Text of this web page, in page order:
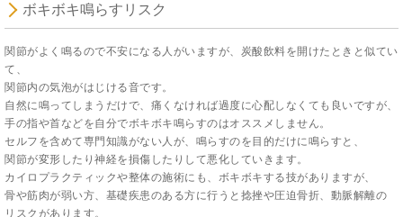
ボキボキ鳴らすリスク
関節がよく鳴るので不安になる人がいますが、炭酸飲料を開けたときと似てい
て、
関節内の気泡がはじける音です。
自然に鳴ってしまうだけで、痛くなければ過度に心配しなくても良いですが、
手の指や首などを自分でボキボキ鳴らすのはオススメしません。
セルフを含めて専門知識がない人が、鳴らすのを目的だけに鳴らすと、
関節が変形したり神経を損傷したりして悪化していきます。
カイロプラクティックや整体の施術にも、ボキボキする技がありますが、
骨や筋肉が弱い方、基礎疾患のある方に行うと捻挫や圧迫骨折、動脈解離の
リスクがあります。